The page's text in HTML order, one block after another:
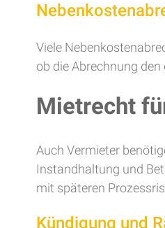
Viele
ob die Abrechnung
Mietrecht
Auch Vermieter
Instandhaltung und
mit späteren
Kündigung und